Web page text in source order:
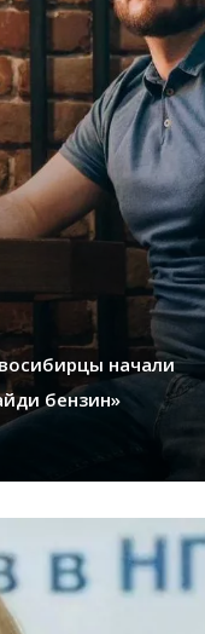
начали
бензин»